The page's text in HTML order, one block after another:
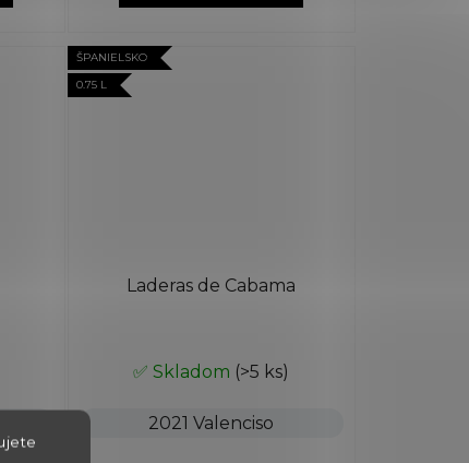
ŠPANIELSKO
0.75 L
Laderas de Cabama
✅ Skladom (>5 ks)
2021 Valenciso